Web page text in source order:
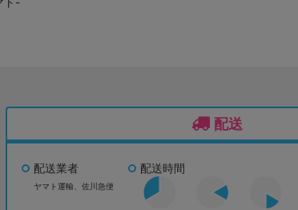
配送
配送業者
ヤマト運輸、佐川急便
配送時間